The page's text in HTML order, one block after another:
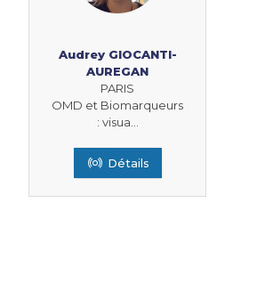
Audrey GIOCANTI-
AUREGAN
PARIS
OMD et Biomarqueurs
: visua...
Détails